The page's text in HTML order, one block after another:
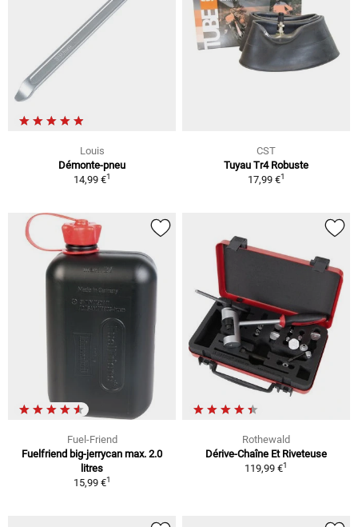
Louis
Démonte-pneu
14,99 €1
CST
Tuyau Tr4 Robuste
17,99 €1
Fuel-Friend
Fuelfriend big-jerrycan max. 2.0
litres
15,99 €1
Rothewald
Dérive-Chaîne Et Riveteuse
119,99 €1